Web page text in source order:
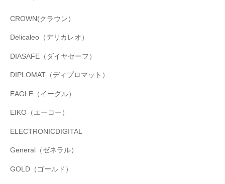
CROWN(クラウン）
Delicaleo（デリカレオ）
DIASAFE（ダイヤセーフ）
DIPLOMAT（ディプロマット）
EAGLE（イーグル）
EIKO（エーコー）
ELECTRONICDIGITAL
General（ゼネラル）
GOLD（ゴールド）